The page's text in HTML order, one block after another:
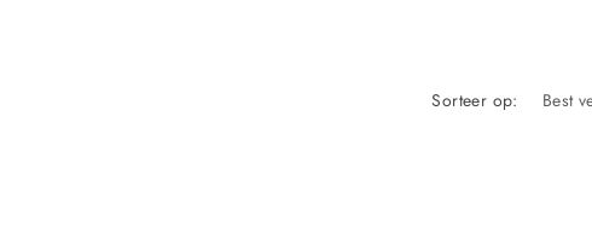
Sorteer op: